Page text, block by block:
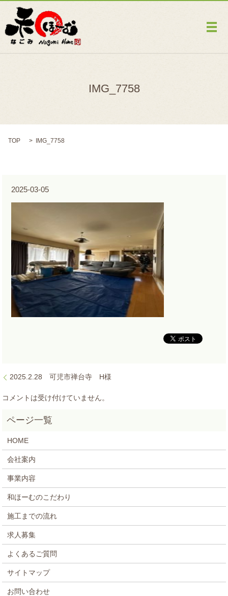
メ
IMG_7758
TOP IMG_7758
2025-03-05
2025.2.28 可児市禅台寺 H様
コメントは受け付けていません。
HOME
会社案内
事業内容
和ほーむのこだわり
施工までの流れ
求人募集
よくあるご質問
サイトマップ
お問い合わせ